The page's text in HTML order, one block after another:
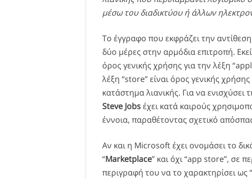
μέσω του διαδικτύου ή άλλων
Το έγγραφο που εκφράζει την
δύο μέρες στην αρμόδια επιτροπή.
όρος γενικής χρήσης για την λέξη
λέξη “store” είναι όρος γενικής
κατάστημα λιανικής. Για να ενισχύσει
Steve Jobsέχει κατά καιρούς
έννοια, παραθέτοντας σχετικό
Αν και η Microsoft έχει ονομάσει το
“Marketplace” και όχι “app store”, σε
περιγραφή του να το χαρακτηρίσει ως